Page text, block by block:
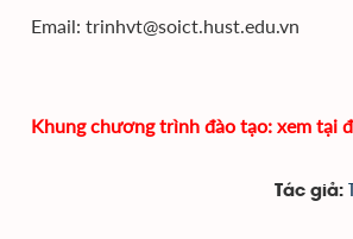
Email: trinhvt@soict.hust.edu.vn
Khung chương trình đào tạo: xem tại
Tác giả: